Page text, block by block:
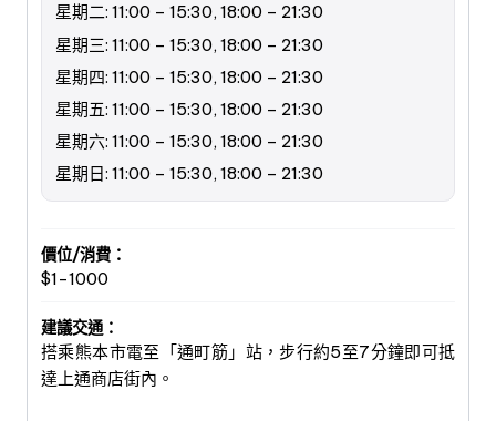
星期二: 11:00 – 15:30, 18:00 – 21:30
星期三: 11:00 – 15:30, 18:00 – 21:30
星期四: 11:00 – 15:30, 18:00 – 21:30
星期五: 11:00 – 15:30, 18:00 – 21:30
星期六: 11:00 – 15:30, 18:00 – 21:30
星期日: 11:00 – 15:30, 18:00 – 21:30
價位/消費：
$1-1000
建議交通：
搭乘熊本市電至「通町筋」站，步行約5至7分鐘即可抵
達上通商店街內。